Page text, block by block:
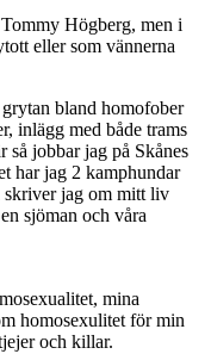
Högberg, men i
eller som vännerna
bland homofober
inlägg med både trams
så jobbar jag på Skånes
har jag 2 kamphundar
skriver jag om mitt liv
sjöman och våra
mina
homosexulitet för min
och killar.